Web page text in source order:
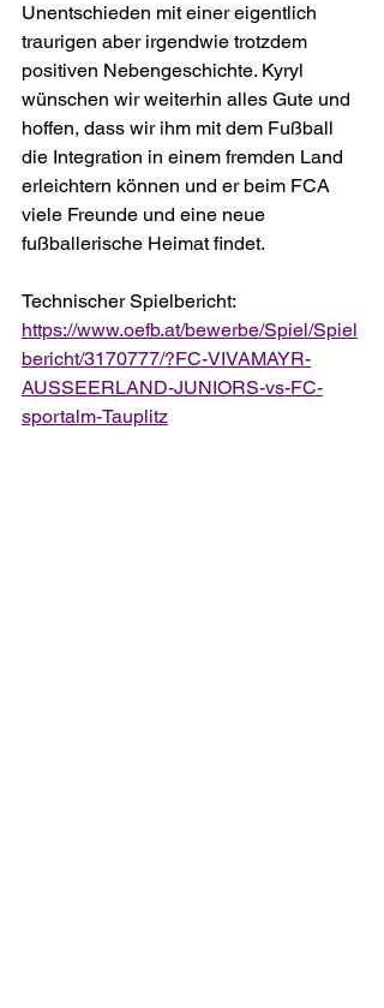
Unentschieden mit einer eigentlich
traurigen aber irgendwie trotzdem
positiven Nebengeschichte. Kyryl
wünschen wir weiterhin alles Gute und
hoffen, dass wir ihm mit dem Fußball
die Integration in einem fremden Land
erleichtern können und er beim FCA
viele Freunde und eine neue
fußballerische Heimat findet.
Technischer Spielbericht:
https://www.oefb.at/bewerbe/Spiel/Spiel
bericht/3170777/?FC-VIVAMAYR-
AUSSEERLAND-JUNIORS-vs-FC-
sportalm-Tauplitz